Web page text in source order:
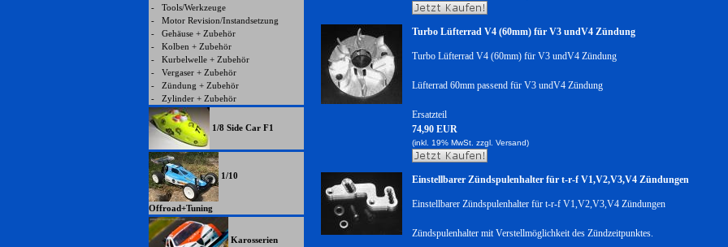
- Tools/Werkzeuge
- Motor Revision/Instandsetzung
- Gehäuse + Zubehör
- Kolben + Zubehör
- Kurbelwelle + Zubehör
- Vergaser + Zubehör
- Zündung + Zubehör
- Zylinder + Zubehör
1/8 Side Car F1
1/10
Offroad+Tuning
Karosserien
Turbo Lüfterrad V4 (60mm) für V3 undV4 Zündung
Turbo Lüfterrad V4 (60mm) für V3 undV4 Zündung
Lüfterrad 60mm passend für V3 undV4 Zündung
Ersatzteil
74,90 EUR
(inkl. 19% MwSt. zzgl. Versand)
Einstellbarer Zündspulenhalter für t-r-f V1,V2,V3,V4 Zündungen
Einstellbarer Zündspulenhalter für t-r-f V1,V2,V3,V4 Zündungen
Zündspulenhalter mit Verstellmöglichkeit des Zündzeitpunktes.